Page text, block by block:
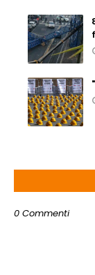
0 Commenti